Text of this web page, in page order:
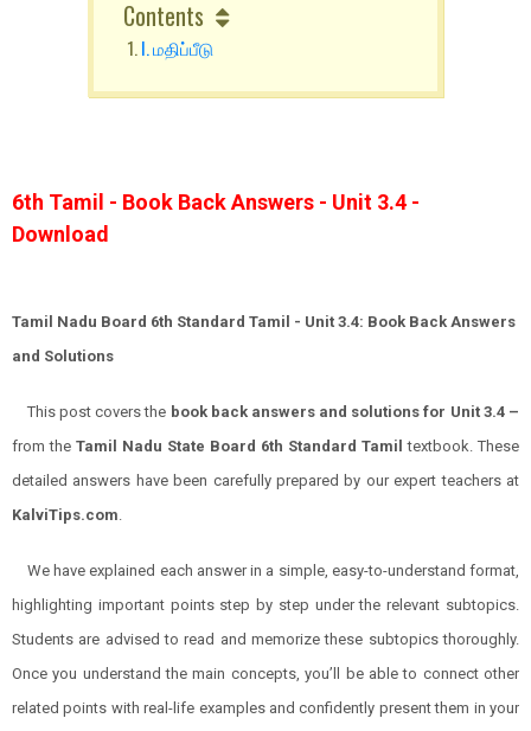
Contents
I. மதிப்பீடு
6th Tamil - Book Back Answers - Unit 3.4 -
Download
Tamil Nadu Board 6th Standard Tamil - Unit 3.4: Book Back Answers
and Solutions
This post covers the book back answers and solutions for Unit 3.4 –
from the Tamil Nadu State Board 6th Standard Tamil textbook. These
detailed answers have been carefully prepared by our expert teachers at
KalviTips.com
We have explained each answer in a simple, easy-to-understand format,
highlighting important points step by step under the relevant subtopics.
Students are advised to read and memorize these subtopics thoroughly.
Once you understand the main concepts, you’ll be able to connect other
related points with real-life examples and confidently present them in your